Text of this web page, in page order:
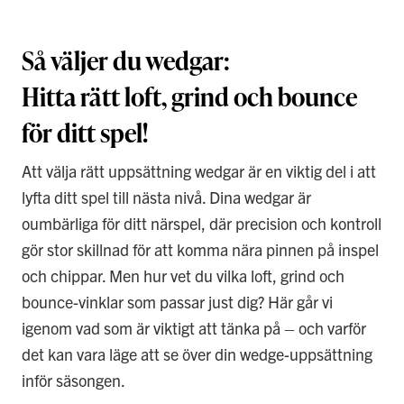
Så väljer du wedgar:
Hitta rätt loft, grind och bounce
för ditt spel!
Att välja rätt uppsättning wedgar är en viktig del i att
lyfta ditt spel till nästa nivå. Dina wedgar är
oumbärliga för ditt närspel, där precision och kontroll
gör stor skillnad för att komma nära pinnen på inspel
och chippar. Men hur vet du vilka loft, grind och
bounce-vinklar som passar just dig? Här går vi
igenom vad som är viktigt att tänka på – och varför
det kan vara läge att se över din wedge-uppsättning
inför säsongen.